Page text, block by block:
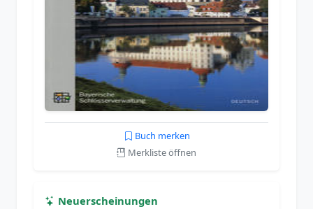
Buch merken
Merkliste öffnen
Neuerscheinungen